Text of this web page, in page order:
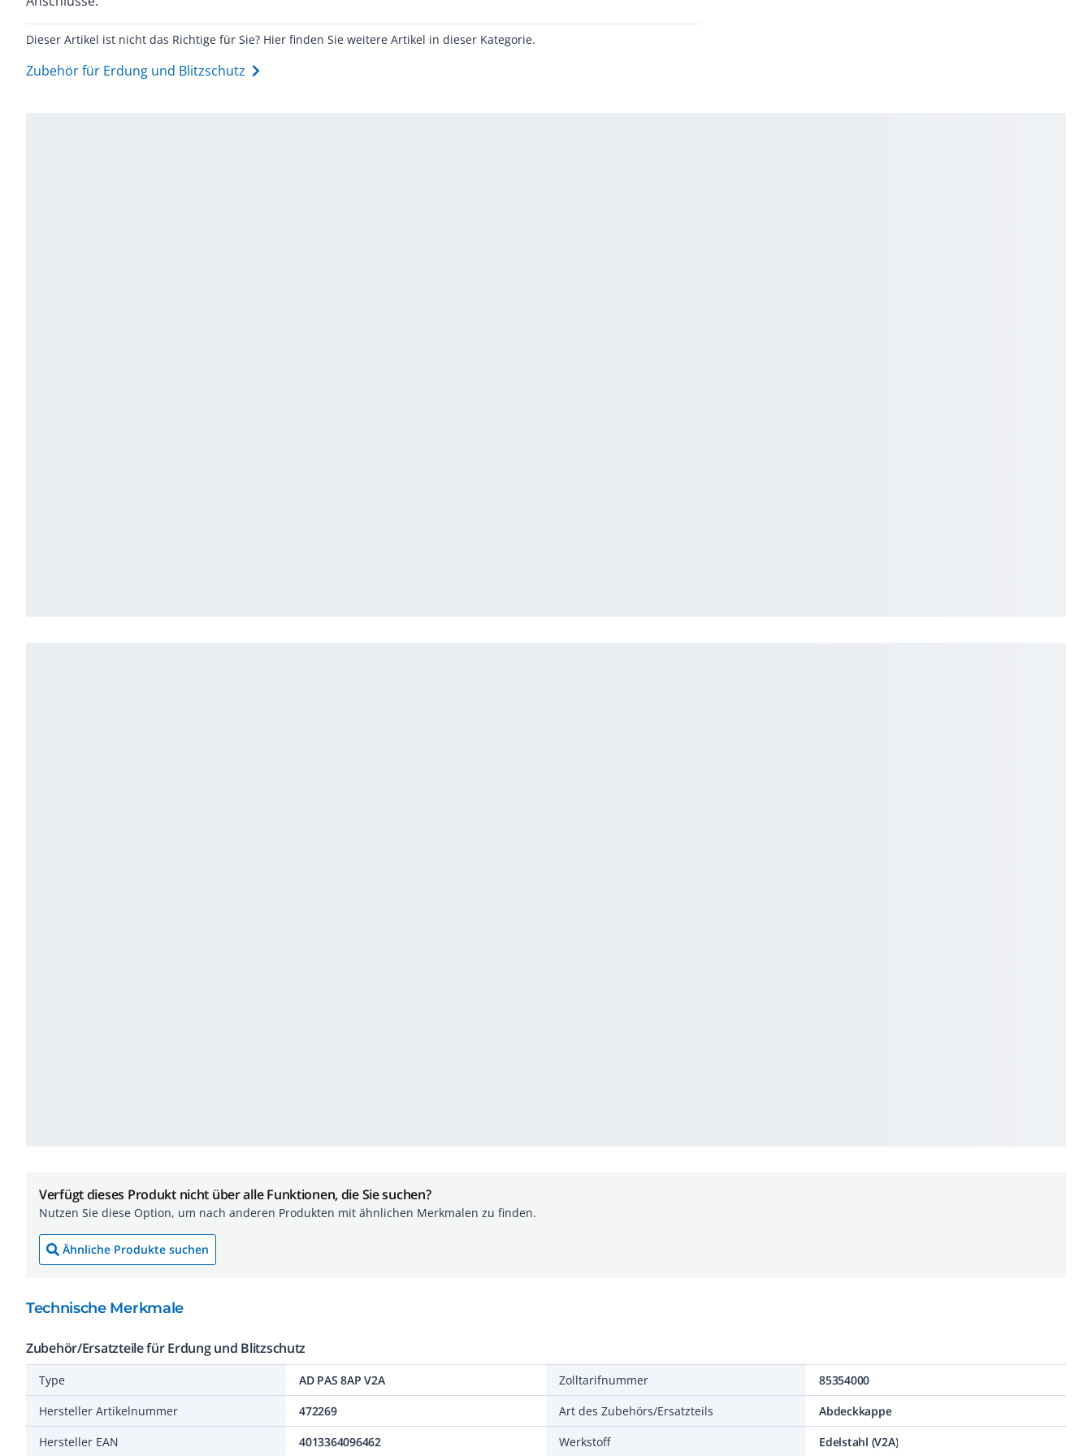
Dieser Artikel ist nicht das Richtige für Sie? Hier finden Sie weitere Artikel in dieser Kategorie.
Zubehör für Erdung und Blitzschutz
Verfügt dieses Produkt nicht über alle Funktionen, die Sie suchen?
Nutzen Sie diese Option, um nach anderen Produkten mit ähnlichen Merkmalen zu finden.
Ähnliche Produkte suchen
Technische Merkmale
Zubehör/Ersatzteile für Erdung und Blitzschutz
Type
AD PAS 8AP V2A
Hersteller Artikelnummer
472269
Hersteller EAN
4013364096462
Zolltarifnummer
85354000
Art des Zubehörs/Ersatzteils
Abdeckkappe
Werkstoff
Edelstahl (V2A)